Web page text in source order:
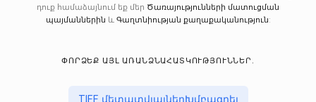
դուք համաձայնում եք մեր Ծառայությունների մատուցման
պայմաններին և Գաղտնիության քաղաքականություն:
ՓՈՐՁԵՔ ԱՅԼ ԱՌԱՆՁՆԱՀԱՏԿՈՒԹՅՈՒՆՆԵՐ.
TIFF մետատվյալներԽմբագրել